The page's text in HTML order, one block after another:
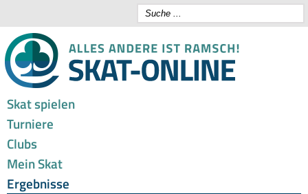
Skat spielen
Turniere
Clubs
Mein Skat
Ergebnisse